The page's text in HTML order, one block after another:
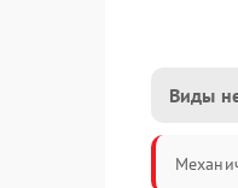
Виды